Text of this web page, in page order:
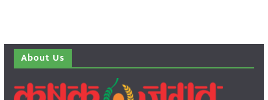
About Us